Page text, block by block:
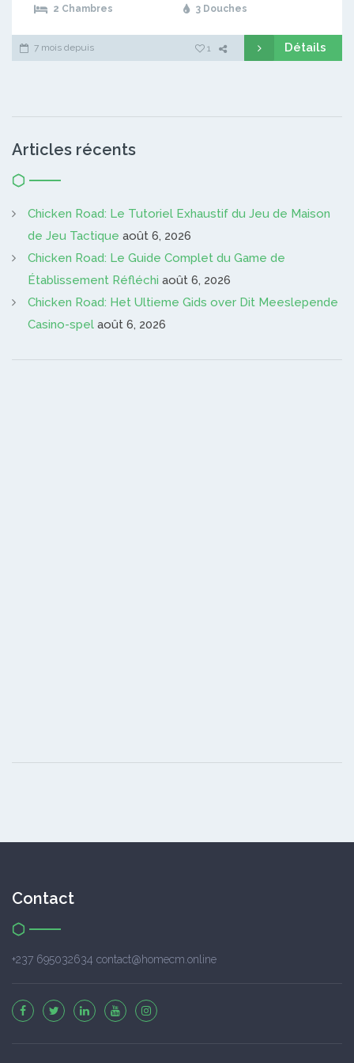
2 Chambres 3 Douches
7 mois depuis 1 Détails
Articles récents
Chicken Road: Le Tutoriel Exhaustif du Jeu de Maison
de Jeu Tactique août 6, 2026
Chicken Road: Le Guide Complet du Game de
Établissement Réfléchi août 6, 2026
Chicken Road: Het Ultieme Gids over Dit Meeslepende
Casino-spel août 6, 2026
Contact
+237 695032634 contact@homecm.online